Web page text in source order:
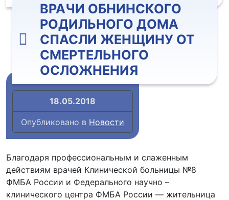
ВРАЧИ ОБНИНСКОГО
РОДИЛЬНОГО ДОМА
СПАСЛИ ЖЕНЩИНУ ОТ
СМЕРТЕЛЬНОГО
ОСЛОЖНЕНИЯ
18.05.2018
Опубликовано в Новости
Благодаря профессиональным и слаженным
действиям врачей Клинической больницы №8
ФМБА России и Федерального научно –
клинического центра ФМБА России — жительница